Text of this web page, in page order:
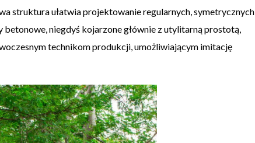
struktura ułatwia projektowanie regularnych, symetrycznych
niegdyś kojarzone głównie z utylitarną prostotą,
technikom produkcji, umożliwiającym imitację